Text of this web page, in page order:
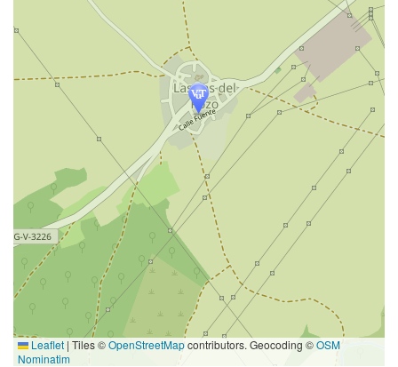
Leaflet | Tiles ©OpenStreetMapcontributors. Geocoding ©OSM
Nominatim